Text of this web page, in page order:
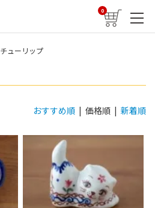
0
チューリップ
おすすめ順 | 価格順 | 新着順